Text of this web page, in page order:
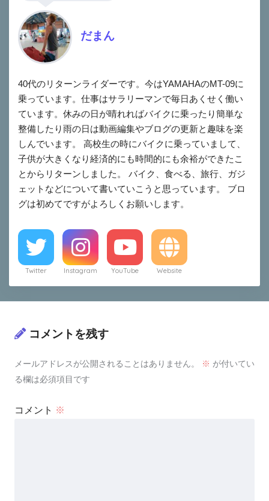
だまん
40代のリターンライダーです。今はYAMAHAのMT-09に
乗っています。仕事はサラリーマンで毎日あくせく働い
ています。休みの日が晴れればバイクに乗ったり簡単な
整備したり雨の日は動画編集やブログの更新と趣味を楽
しんでいます。 高校生の時にバイクに乗っていまして、
子供が大きくなり経済的にも時間的にも余裕ができたこ
とからリターンしました。 バイク、食べる、旅行、ガジ
ェットなどについて書いていこうと思っています。 ブロ
グは初めてですがよろしくお願いします。
Twitter Instagram YouTube Website
コメントを残す
メールアドレスが公開されることはありません。 ※ が付いてい
る欄は必須項目です
コメント ※